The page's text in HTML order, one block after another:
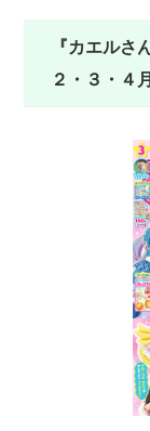
『カエル
２・３・４